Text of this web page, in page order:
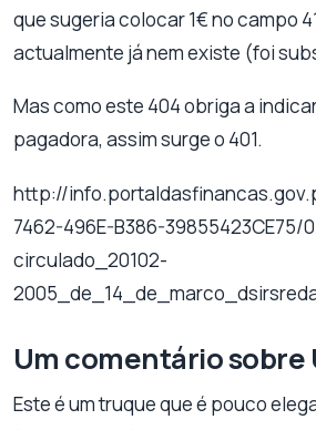
que sugeria colocar 1€ no campo
actualmente já nem existe (foi
Mas como este 404 obriga a
pagadora, assim surge o 401.
http://
7462-496E-B386-39855423CE75/
circulado_20102-
Um comentário sobre
Este é um truque que é pouco